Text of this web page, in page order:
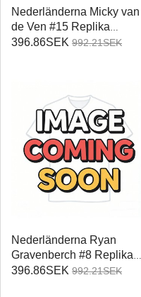
Nederländerna Micky van
de Ven #15 Replika
Hemmatröja Damer VM
396.86SEK 992.21SEK
Nederländerna Ryan
Gravenberch #8 Replika
Hemmatröja Damer VM
396.86SEK 992.21SEK